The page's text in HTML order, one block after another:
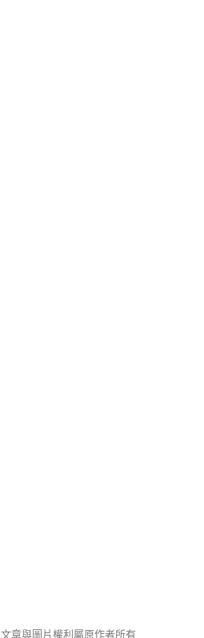
文章與圖片權利屬原作者所有